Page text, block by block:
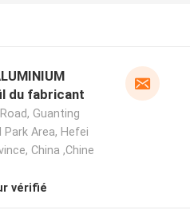
du fabricant
Guanting
Area, Hefei
China ,Chine
vérifié